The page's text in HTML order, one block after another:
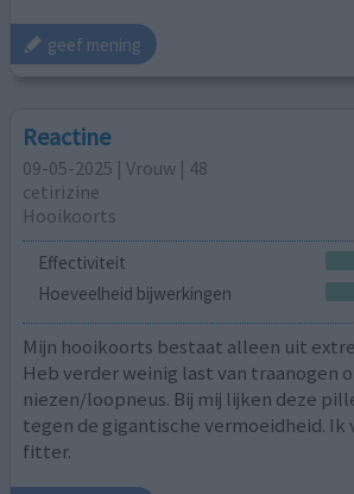
geef mening
Reactine
09-05-2025 | Vrouw | 48
cetirizine
Hooikoorts
Effectiviteit
Hoeveelheid bijwerkingen
Mijn hooikoorts bestaat alleen uit
Heb verder weinig last van traanogen
niezen/loopneus. Bij mij lijken deze
tegen de gigantische vermoeidheid. Ik
fitter.